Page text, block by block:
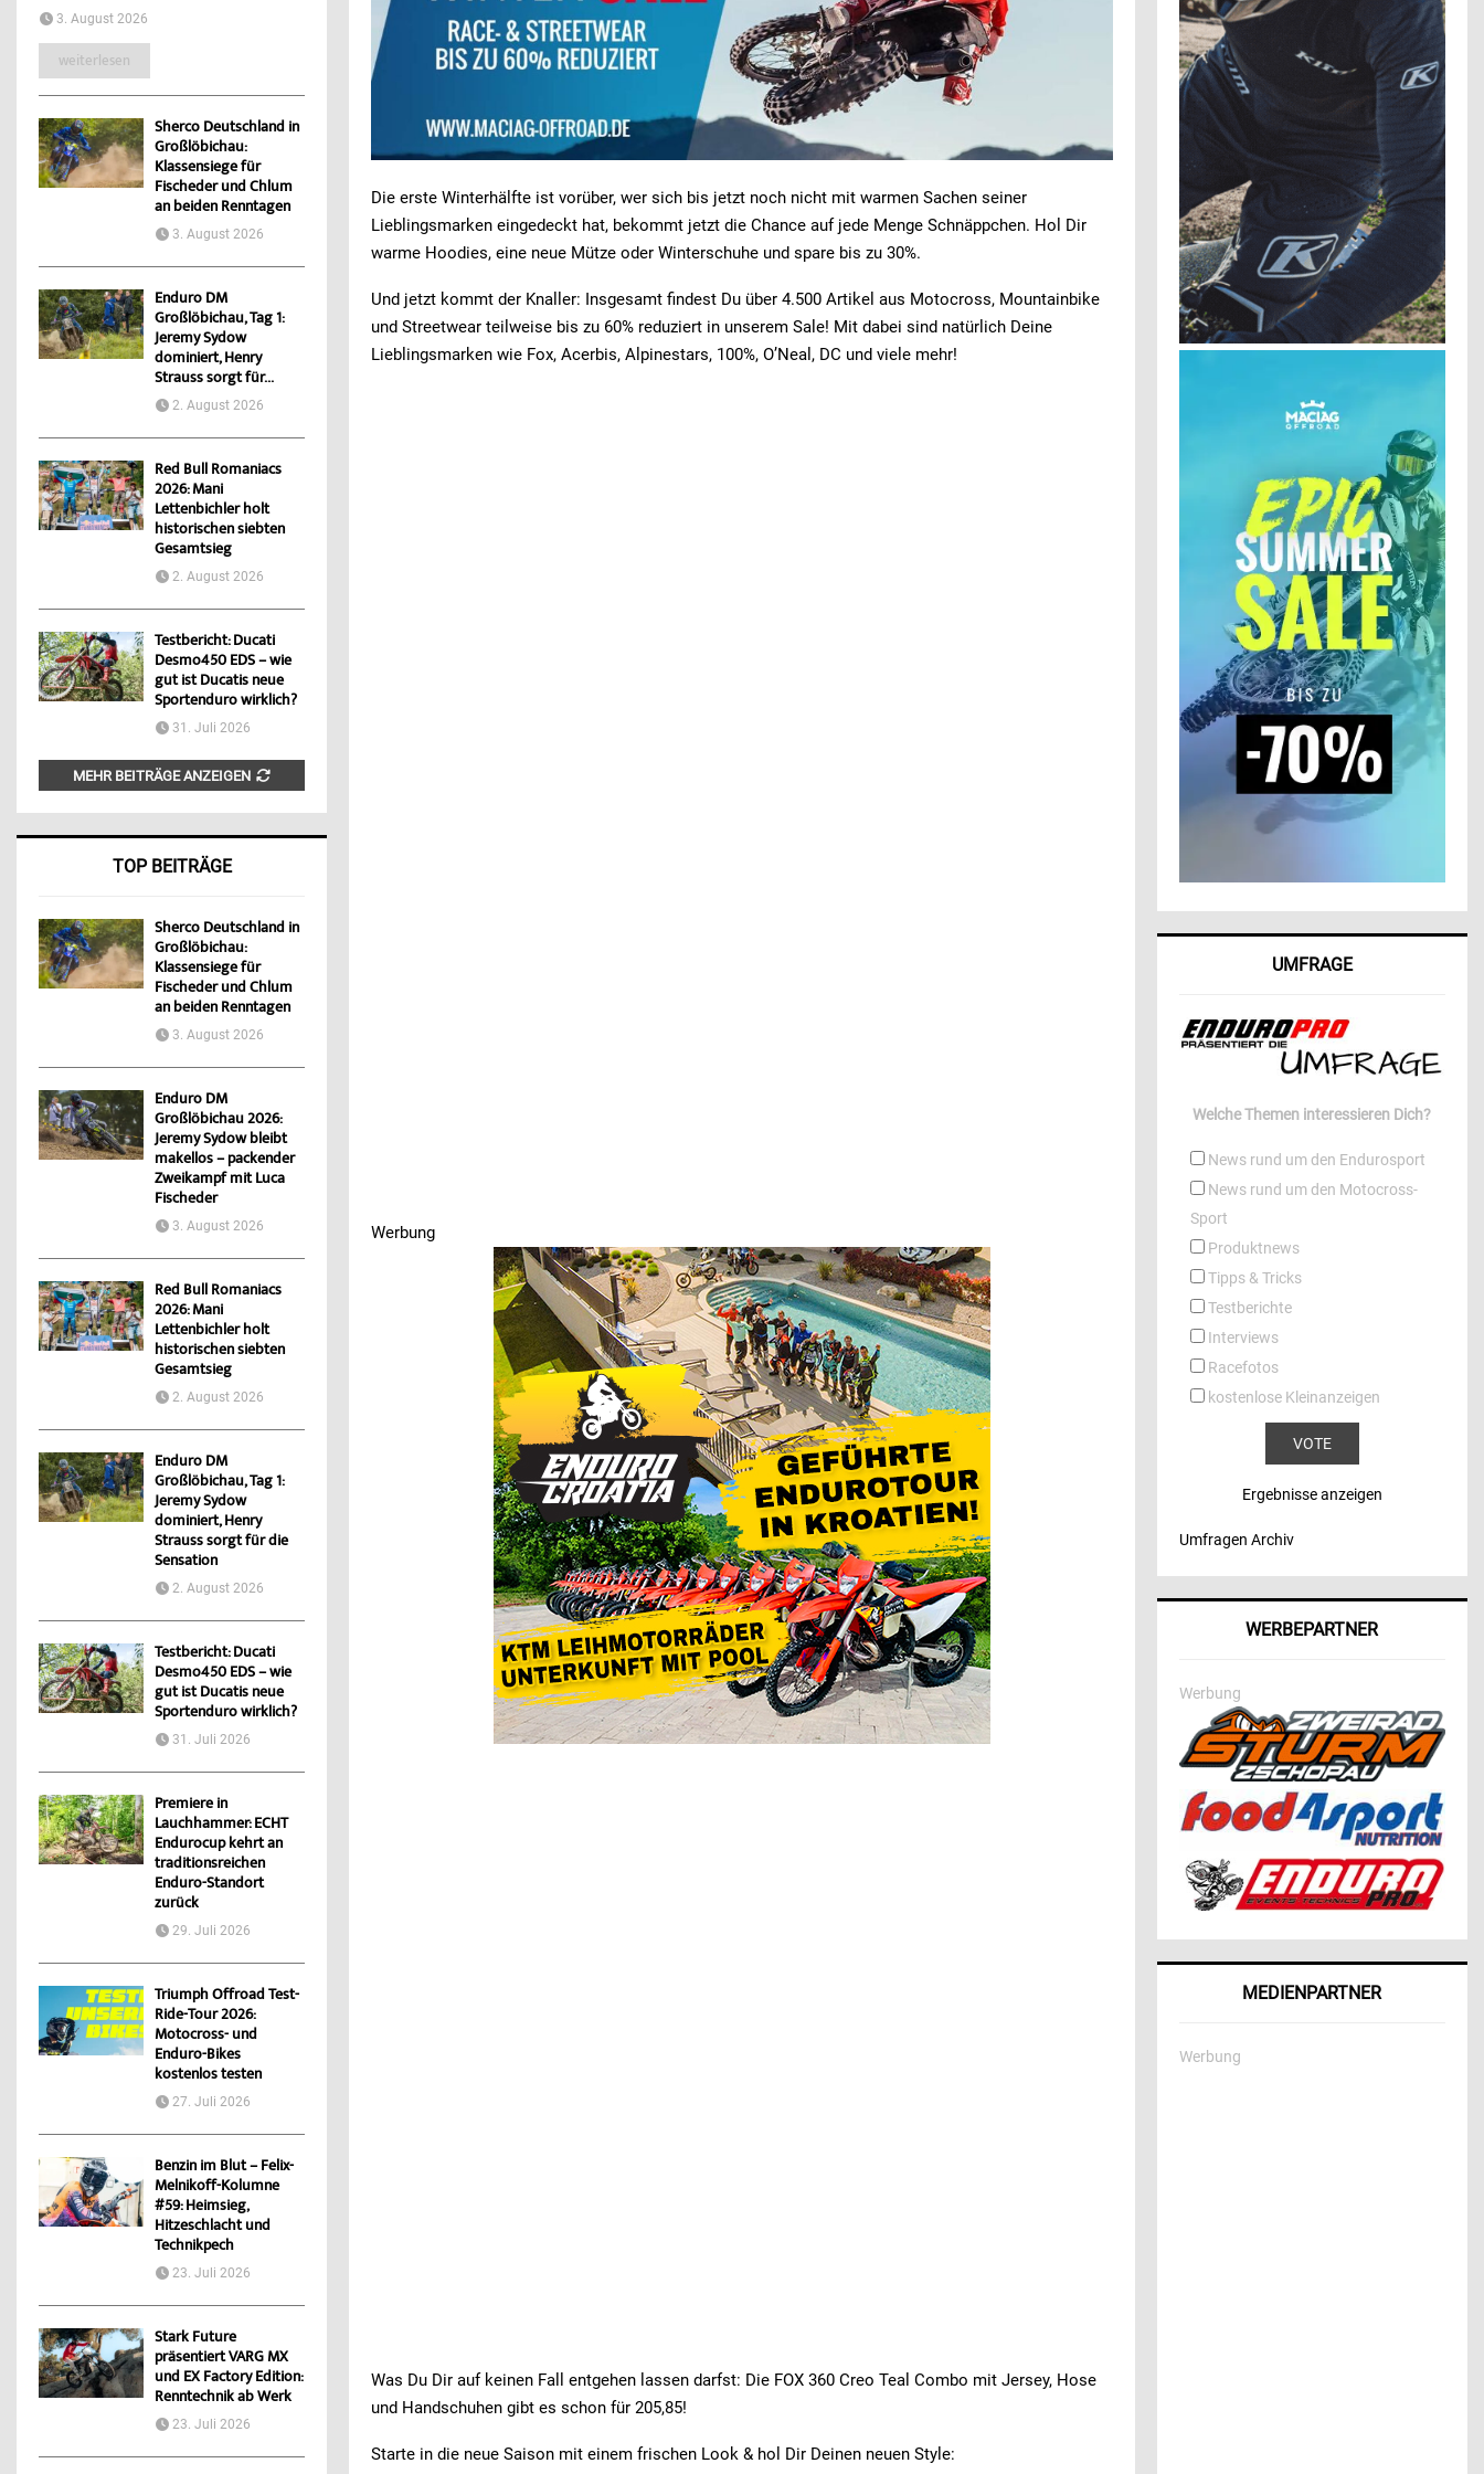
Die erste Winterhälfte ist vorüber, wer sich bis jetzt noch nicht mit warmen Sachen seiner
Lieblingsmarken eingedeckt hat, bekommt jetzt die Chance auf jede Menge Schnäppchen. Hol Dir
warme Hoodies, eine neue Mütze oder Winterschuhe und spare bis zu 30%.
Und jetzt kommt der Knaller: Insgesamt findest Du über 4.500 Artikel aus Motocross, Mountainbike
und Streetwear teilweise bis zu 60% reduziert in unserem Sale! Mit dabei sind natürlich Deine
Lieblingsmarken wie Fox, Acerbis, Alpinestars, 100%, O’Neal, DC und viele mehr!
Werbung
Was Du Dir auf keinen Fall entgehen lassen darfst: Die FOX 360 Creo Teal Combo mit Jersey, Hose
und Handschuhen gibt es schon für 205,85!
Starte in die neue Saison mit einem frischen Look & hol Dir Deinen neuen Style:
3. August 2026
weiterlesen
Sherco Deutschland in
Großlöbichau:
Klassensiege für
Fischeder und Chlum
an beiden Renntagen
3. August 2026
Enduro DM
Großlöbichau, Tag 1:
Jeremy Sydow
dominiert, Henry
Strauss sorgt für...
2. August 2026
Red Bull Romaniacs
2026: Mani
Lettenbichler holt
historischen siebten
Gesamtsieg
2. August 2026
Testbericht: Ducati
Desmo450 EDS – wie
gut ist Ducatis neue
Sportenduro wirklich?
31. Juli 2026
MEHR BEITRÄGE ANZEIGEN
TOP BEITRÄGE
Sherco Deutschland in
Großlöbichau:
Klassensiege für
Fischeder und Chlum
an beiden Renntagen
3. August 2026
Enduro DM
Großlöbichau 2026:
Jeremy Sydow bleibt
makellos – packender
Zweikampf mit Luca
Fischeder
3. August 2026
Red Bull Romaniacs
2026: Mani
Lettenbichler holt
historischen siebten
Gesamtsieg
2. August 2026
Enduro DM
Großlöbichau, Tag 1:
Jeremy Sydow
dominiert, Henry
Strauss sorgt für die
Sensation
2. August 2026
Testbericht: Ducati
Desmo450 EDS – wie
gut ist Ducatis neue
Sportenduro wirklich?
31. Juli 2026
Premiere in
Lauchhammer: ECHT
Endurocup kehrt an
traditionsreichen
Enduro-Standort
zurück
29. Juli 2026
Triumph Offroad Test-
Ride-Tour 2026:
Motocross- und
Enduro-Bikes
kostenlos testen
27. Juli 2026
Benzin im Blut – Felix-
Melnikoff-Kolumne
#59: Heimsieg,
Hitzeschlacht und
Technikpech
23. Juli 2026
Stark Future
präsentiert VARG MX
und EX Factory Edition:
Renntechnik ab Werk
23. Juli 2026
UMFRAGE
Welche Themen interessieren Dich?
News rund um den Endurosport
News rund um den Motocross-
Sport
Produktnews
Tipps & Tricks
Testberichte
Interviews
Racefotos
kostenlose Kleinanzeigen
Ergebnisse anzeigen
Umfragen Archiv
WERBEPARTNER
Werbung
MEDIENPARTNER
Werbung